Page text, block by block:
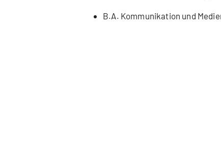
B.A. Kommunikation und